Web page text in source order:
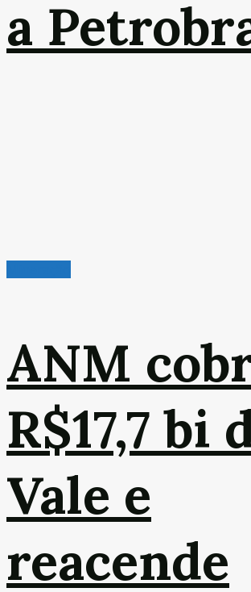
a
ANM
R$17,7 bi
Vale e
reacende